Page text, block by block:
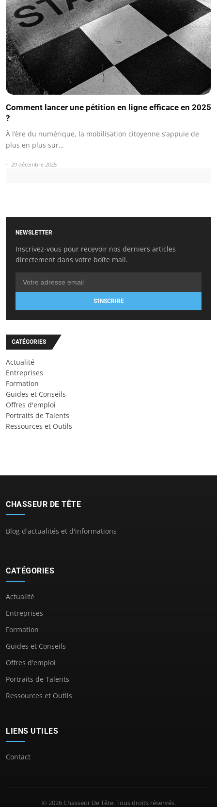
Comment lancer une pétition en ligne efficace en 2025
?
À l’ère du numérique, la mobilisation citoyenne s’appuie de
plus en plus sur…
29 décembre 2025
NEWSLETTER
Inscrivez-vous pour recevoir nos derniers articles
directement dans votre boîte mail.
S'INSCRIRE
CATÉGORIES
Actualité
Entreprises
Formation
Guides et Conseils
Offres d'emploi
Portraits de Talents
Ressources et Outils
CHASSEUR DE TÊTE
Blog d'actualités et d'informations
CATÉGORIES
Actualité
Entreprises
Formation
Guides et Conseils
Offres d'emploi
Portraits de Talents
Ressources et Outils
LIENS UTILES
Contact
© 2026 Chasseur De Tête. Tous droits réservés.